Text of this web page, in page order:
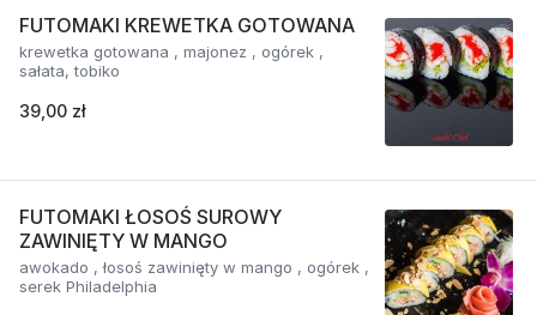
FUTOMAKI KREWETKA GOTOWANA
krewetka gotowana , majonez , ogórek ,
sałata, tobiko
39,00 zł
FUTOMAKI ŁOSOŚ SUROWY
ZAWINIĘTY W MANGO
awokado , łosoś zawinięty w mango , ogórek ,
serek Philadelphia